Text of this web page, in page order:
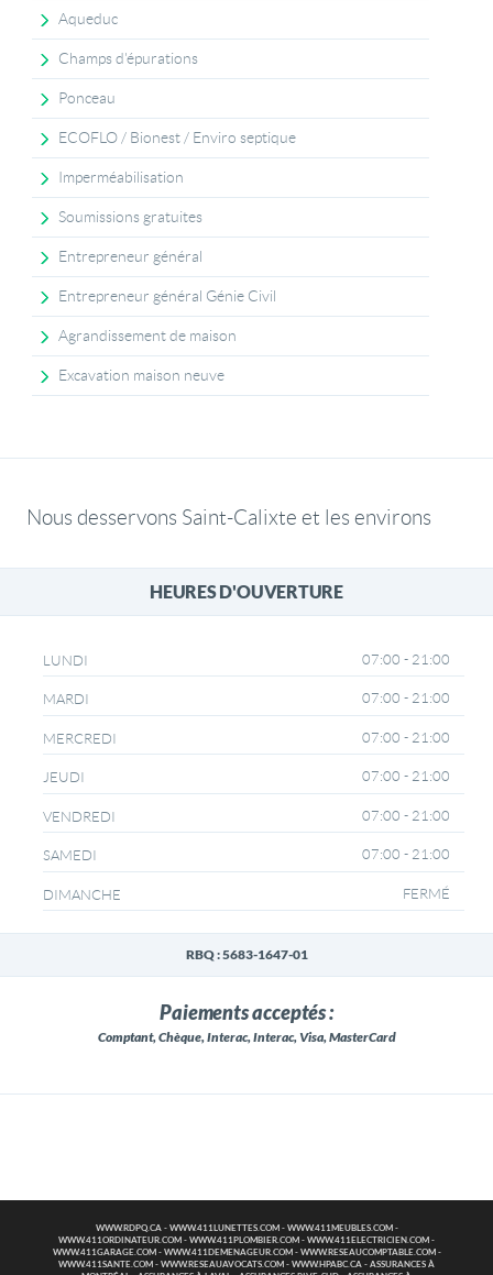
Aqueduc
Champs d'épurations
Ponceau
ECOFLO / Bionest / Enviro septique
Imperméabilisation
Soumissions gratuites
Entrepreneur général
Entrepreneur général Génie Civil
Agrandissement de maison
Excavation maison neuve
Nous desservons Saint-Calixte et les environs
HEURES D'OUVERTURE
LUNDI 07:00 - 21:00
MARDI 07:00 - 21:00
MERCREDI 07:00 - 21:00
JEUDI 07:00 - 21:00
VENDREDI 07:00 - 21:00
SAMEDI 07:00 - 21:00
DIMANCHE FERMÉ
RBQ : 5683-1647-01
Paiements acceptés :
Comptant, Chèque, Interac, Interac, Visa, MasterCard
WWW.RDPQ.CA - WWW.411LUNETTES.COM- WWW.411MEUBLES.COM-
WWW.411ORDINATEUR.COM - WWW.411PLOMBIER.COM - WWW.411ELECTRICIEN.COM -
WWW.411GARAGE.COM- WWW.411DEMENAGEUR.COM- WWW.RESEAUCOMPTABLE.COM-
WWW.411SANTE.COM - WWW.RESEAUAVOCATS.COM - WWW.HPABC.CA - ASSURANCES À